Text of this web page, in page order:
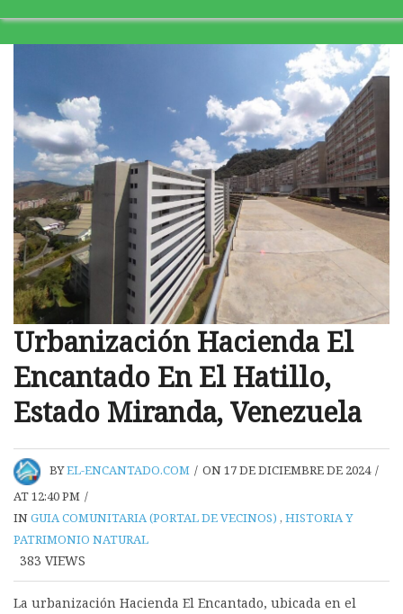
Urbanización Hacienda El
Encantado En El Hatillo,
Estado Miranda, Venezuela
BYEL-ENCANTADO.COM / ON 17 DE DICIEMBRE DE 2024 /
AT 12:40 PM /
INGUIA COMUNITARIA (PORTAL DE VECINOS) , HISTORIA Y
PATRIMONIO NATURAL
383 VIEWS
La urbanización Hacienda El Encantado, ubicada en el